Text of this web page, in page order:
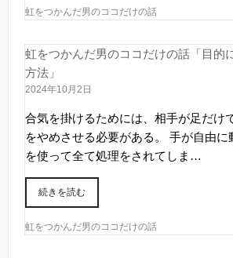
虹をつかんだ男のココだけの話
虹をつかんだ男のココだけの話「目的
方法」
2024年10月2日
合気を掛けるためには、相手が足だけ
をやめさせる必要がある。 手が自由
を使って全て処理をされてしま…
続きを読む
虹をつかんだ男のココだけの話